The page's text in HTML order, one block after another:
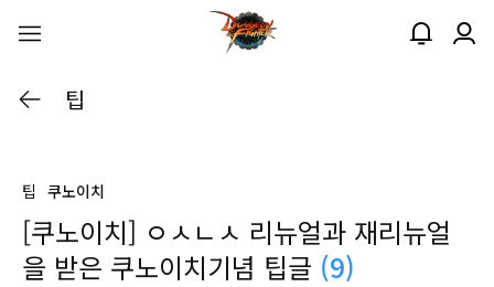
팁
팁 쿠노이치
[쿠노이치] ㅇㅅㄴㅅ 리뉴얼과 재리뉴얼
을 받은 쿠노이치기념 팁글 (9)